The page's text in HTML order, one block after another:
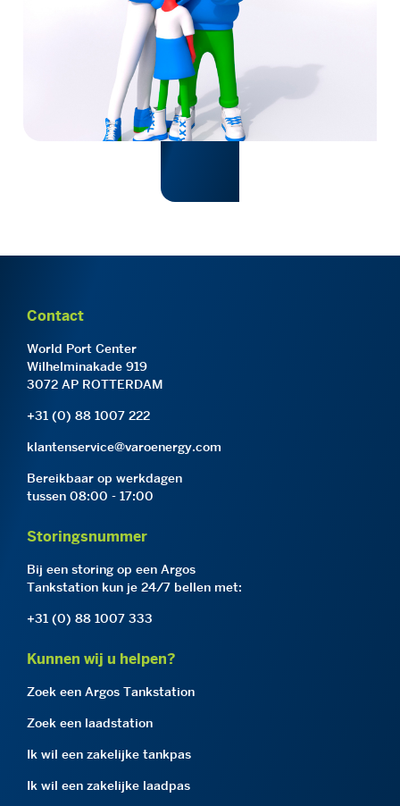
Contact
World Port Center
Wilhelminakade 919
3072 AP ROTTERDAM
+31 (0) 88 1007 222
klantenservice@varoenergy.com
Bereikbaar op werkdagen
tussen 08:00 - 17:00
Storingsnummer
Bij een storing op een Argos
Tankstation kun je 24/7 bellen met:
+31 (0) 88 1007 333
Kunnen wij u helpen?
Zoek een Argos Tankstation
Zoek een laadstation
Ik wil een zakelijke tankpas
Ik wil een zakelijke laadpas